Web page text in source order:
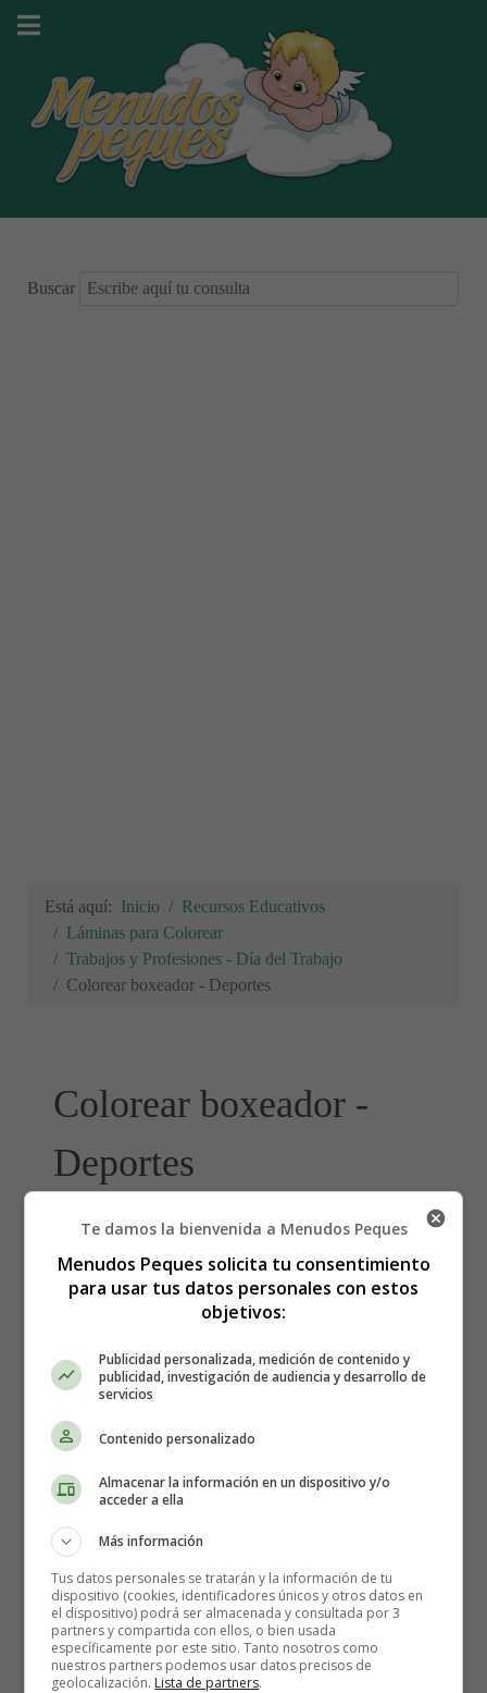
Buscar
Está aquí: Inicio
Recursos Educativos
Láminas para Colorear
Trabajos y Profesiones - Día del Trabajo
Colorear boxeador - Deportes
Colorear boxeador -
Deportes
Te damos la bienvenida a Menudos Peques
Menudos Peques solicita tu consentimiento
para usar tus datos personales con estos
objetivos:
Publicidad personalizada, medición de contenido y
publicidad, investigación de audiencia y desarrollo de
servicios
Contenido personalizado
Almacenar la información en un dispositivo y/o
acceder a ella
Más información
Tus datos personales se tratarán y la información de tu
dispositivo (cookies, identificadores únicos y otros datos en
el dispositivo) podrá ser almacenada y consultada por 3
partners y compartida con ellos, o bien usada
específicamente por este sitio. Tanto nosotros como
nuestros partners podemos usar datos precisos de
geolocalización. Lista de partners.